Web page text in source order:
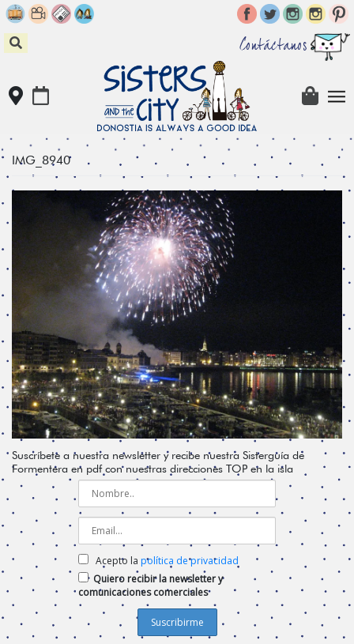
Skip
to
content
Contáctanos
IMG_8940
Suscríbete a nuestra newsletter y recibe nuestra Sisterguía de
Formentera en pdf con nuestras direcciones TOP en la isla
Acepto la política de privacidad
Quiero recibir la newsletter y
comunicaciones comerciales